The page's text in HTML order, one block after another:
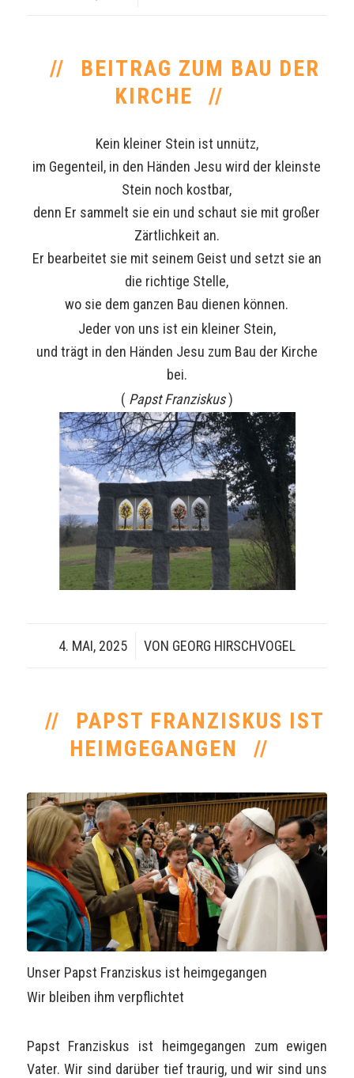
BEITRAG ZUM BAU DER
KIRCHE
Kein kleiner Stein ist unnütz,
im Gegenteil, in den Händen Jesu wird der kleinste
Stein noch kostbar,
denn Er sammelt sie ein und schaut sie mit großer
Zärtlichkeit an.
Er bearbeitet sie mit seinem Geist und setzt sie an
die richtige Stelle,
wo sie dem ganzen Bau dienen können.
Jeder von uns ist ein kleiner Stein,
und trägt in den Händen Jesu zum Bau der Kirche
bei.
( Papst Franziskus)
4. MAI, 2025
/ VON GEORG HIRSCHVOGEL
PAPST FRANZISKUS IST
HEIMGEGANGEN
Unser Papst Franziskus ist heimgegangen
Wir bleiben ihm verpflichtet
Papst Franziskus ist heimgegangen zum ewigen
Vater. Wir sind darüber tief traurig, und wir sind uns